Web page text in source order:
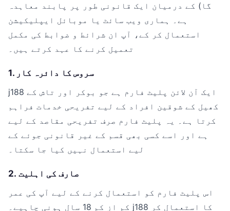
گا) کے درمیان ایک قانونی طور پر پابند معاہدہ
ہے۔ ہماری ویب سائٹ یا موبائل ایپلیکیشن
استعمال کر کے، آپ ان شرائط و ضوابط کی مکمل
تعمیل کرنے کا عہد کرتے ہیں۔
1. سروس کا دائرہ کار
j188 ایک آن لائن پلیٹ فارم ہے جو بوکر اور تاش کے
کھیل کے شوقین افراد کے لیے تفریحی خدمات فراہم
کرتا ہے۔ یہ پلیٹ فارم صرف تفریحی مقاصد کے لیے
ہے اور اسے کسی بھی قسم کے غیر قانونی جوئے کے
لیے استعمال نہیں کیا جا سکتا۔
2. صارف کی اہلیت
اس پلیٹ فارم کو استعمال کرنے کے لیے آپ کی عمر
کم از کم 18 سال ہونی چاہیے۔ j188 کا استعمال کر